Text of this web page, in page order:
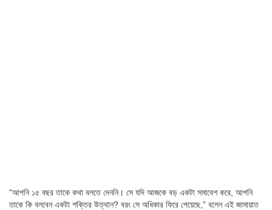
“আপনি ১৫ বছর তাকে কথা বলতে দেননি। সে যদি আজকে বড় একটা সমাবেশ করে, আপনি
তাকে কি বলবেন একটা শক্তির উত্থান? বরং সে অধিকার ফিরে পেয়েছে,” বলেন এই জামায়াত